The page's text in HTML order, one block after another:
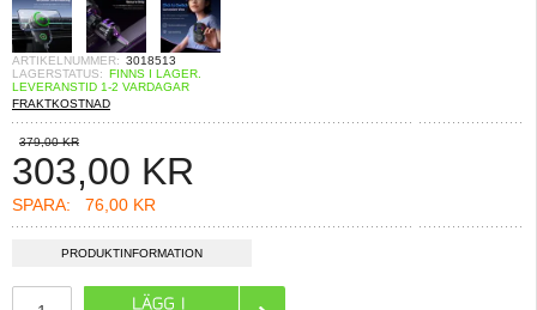
ARTIKELNUMMER: 3018513
LAGERSTATUS: FINNS I LAGER.
LEVERANSTID 1-2 VARDAGAR
FRAKTKOSTNAD
379,00 KR
303,00 KR
SPARA: 76,00 KR
PRODUKTINFORMATION